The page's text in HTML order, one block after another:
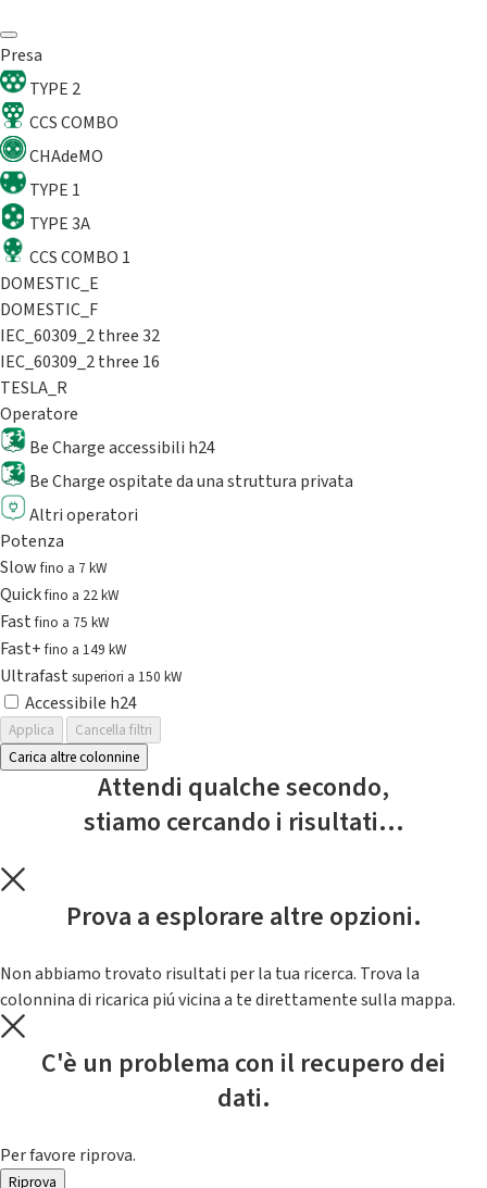
Presa
TYPE 2
CCS COMBO
CHAdeMO
TYPE 1
TYPE 3A
CCS COMBO 1
DOMESTIC_E
DOMESTIC_F
IEC_60309_2 three 32
IEC_60309_2 three 16
TESLA_R
Operatore
Be Charge accessibili h24
Be Charge ospitate da una struttura privata
Altri operatori
Potenza
Slowfino a 7 kW
Quickfino a 22 kW
Fastfino a 75 kW
Fast+fino a 149 kW
Ultrafast superiori a 150 kW
Accessibile h24
Applica
Cancella filtri
Carica altre colonnine
Attendi qualche secondo,
stiamo cercando i risultati...
Prova a esplorare altre opzioni.
Non abbiamo trovato risultati per la tua ricerca. Trova la
colonnina di ricarica piú vicina a te direttamente sulla mappa.
C'è un problema con il recupero dei
dati.
Per favore riprova.
Riprova